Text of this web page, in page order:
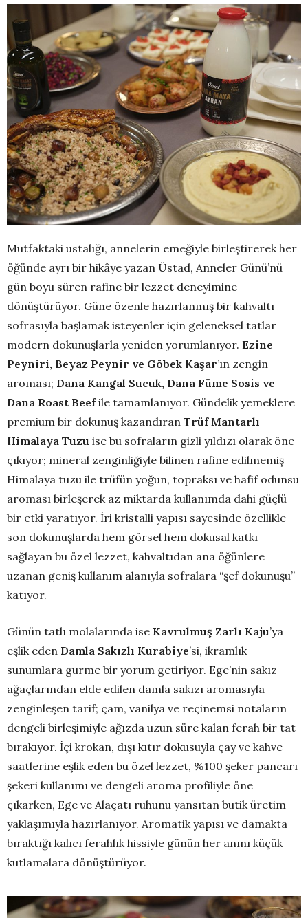
Mutfaktaki ustalığı, annelerin emeğiyle birleştirerek her
öğünde ayrı bir hikâye yazan Üstad, Anneler Günü’nü
gün boyu süren rafine bir lezzet deneyimine
dönüştürüyor. Güne özenle hazırlanmış bir kahvaltı
sofrasıyla başlamak isteyenler için geleneksel tatlar
modern dokunuşlarla yeniden yorumlanıyor. Ezine
Peyniri, Beyaz Peynir ve Göbek Kaşar’ın zengin
aroması; Dana Kangal Sucuk, Dana Füme Sosis ve
Dana Roast Beefile tamamlanıyor. Gündelik yemeklere
premium bir dokunuş kazandıran Trüf Mantarlı
Himalaya Tuzu ise bu sofraların gizli yıldızı olarak öne
çıkıyor; mineral zenginliğiyle bilinen rafine edilmemiş
Himalaya tuzu ile trüfün yoğun, topraksı ve hafif odunsu
aroması birleşerek az miktarda kullanımda dahi güçlü
bir etki yaratıyor. İri kristalli yapısı sayesinde özellikle
son dokunuşlarda hem görsel hem dokusal katkı
sağlayan bu özel lezzet, kahvaltıdan ana öğünlere
uzanan geniş kullanım alanıyla sofralara “şef dokunuşu”
katıyor.
Günün tatlı molalarında ise Kavrulmuş Zarlı Kaju’ya
eşlik eden Damla Sakızlı Kurabiye’si, ikramlık
sunumlara gurme bir yorum getiriyor. Ege’nin sakız
ağaçlarından elde edilen damla sakızı aromasıyla
zenginleşen tarif; çam, vanilya ve reçinemsi notaların
dengeli birleşimiyle ağızda uzun süre kalan ferah bir tat
bırakıyor. İçi krokan, dışı kıtır dokusuyla çay ve kahve
saatlerine eşlik eden bu özel lezzet, %100 şeker pancarı
şekeri kullanımı ve dengeli aroma profiliyle öne
çıkarken, Ege ve Alaçatı ruhunu yansıtan butik üretim
yaklaşımıyla hazırlanıyor. Aromatik yapısı ve damakta
bıraktığı kalıcı ferahlık hissiyle günün her anını küçük
kutlamalara dönüştürüyor.